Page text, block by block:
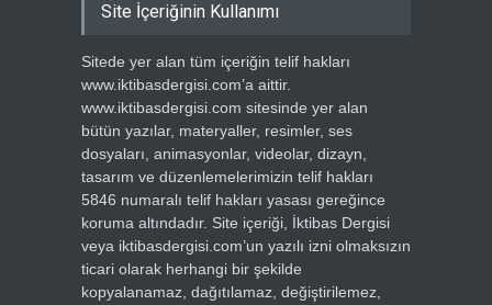
Site İçeriğinin Kullanımı
Sitede yer alan tüm içeriğin telif hakları
www.iktibasdergisi.com’a aittir.
www.iktibasdergisi.com sitesinde yer alan
bütün yazılar, materyaller, resimler, ses
dosyaları, animasyonlar, videolar, dizayn,
tasarım ve düzenlemelerimizin telif hakları
5846 numaralı telif hakları yasası gereğince
koruma altındadır. Site içeriği, İktibas Dergisi
veya iktibasdergisi.com’un yazılı izni olmaksızın
ticari olarak herhangi bir şekilde
kopyalanamaz, dağıtılamaz, değiştirilemez,